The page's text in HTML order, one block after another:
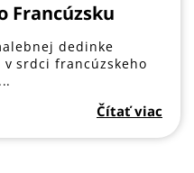
Francúzsku
dedinke
srdci francúzskeho
Čítať viac